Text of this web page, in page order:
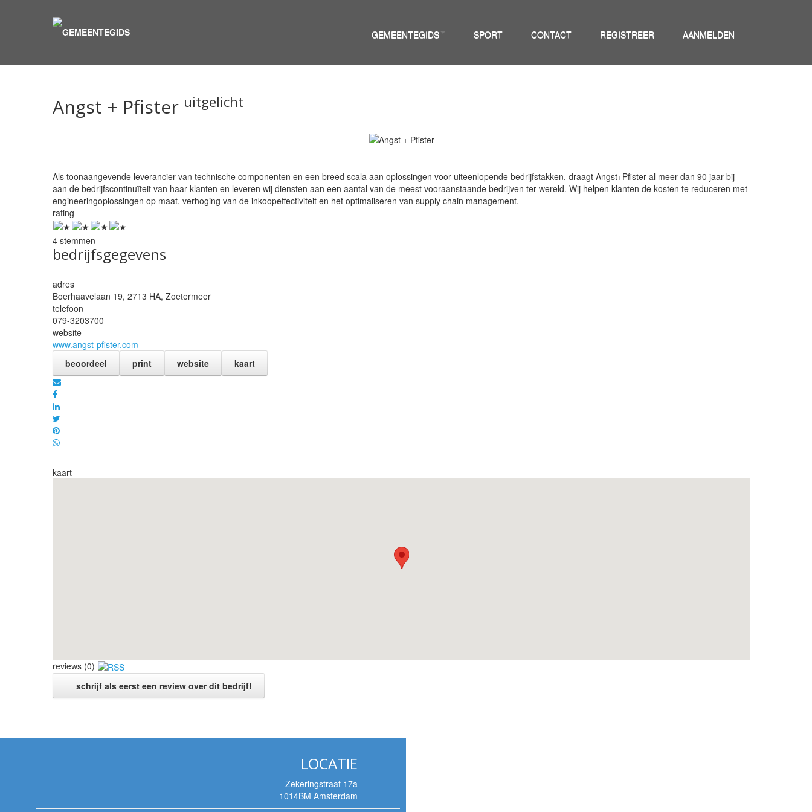
GEMEENTEGIDS SPORT CONTACT REGISTREER AANMELDEN
Angst + Pfister uitgelicht
Als toonaangevende leverancier van technische componenten en een breed scala aan oplossingen voor uiteenlopende bedrijfstakken, draagt Angst+Pfister al meer dan 90 jaar bij
aan de bedrijfscontinuïteit van haar klanten en leveren wij diensten aan een aantal van de meest vooraanstaande bedrijven ter wereld. Wij helpen klanten de kosten te reduceren met
engineeringoplossingen op maat, verhoging van de inkoopeffectiviteit en het optimaliseren van supply chain management.
rating
4 stemmen
bedrijfsgegevens
adres
Boerhaavelaan 19, 2713 HA, Zoetermeer
telefoon
079-3203700
website
www.angst-pfister.com
beoordeel
print website kaart
kaart
reviews (0)
schrijf als eerst een review over dit bedrijf!
LOCATIE
Zekeringstraat 17a
1014BM Amsterdam